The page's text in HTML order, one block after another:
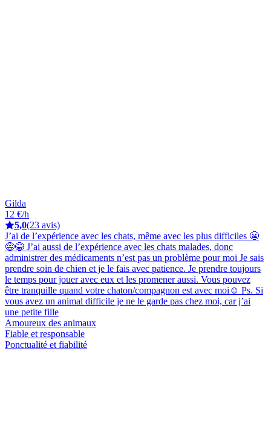
Gilda
12 €/h
5,0(23 avis)
J’ai de l’expérience avec les chats, même avec les plus difficiles 😬
😅😂 J’ai aussi de l’expérience avec les chats malades, donc
administrer des médicaments n’est pas un problème pour moi Je sais
prendre soin de chien et je le fais avec patience. Je prendre toujours
le temps pour jouer avec eux et les promener aussi. Vous pouvez
être tranquille quand votre chaton/compagnon est avec moi☺️ Ps. Si
vous avez un animal difficile je ne le garde pas chez moi, car j’ai
une petite fille
Amoureux des animaux
Fiable et responsable
Ponctualité et fiabilité